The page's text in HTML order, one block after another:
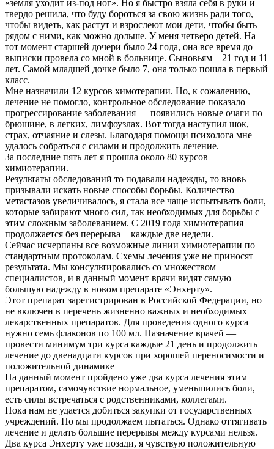
«земля уходит из-под ног». Но я быстро взяла себя в руки и
твердо решила, что буду бороться за свою жизнь ради того,
чтобы видеть, как растут и взрослеют мои дети, чтобы быть
рядом с ними, как можно дольше. У меня четверо детей. На
тот момент старшей дочери было 24 года, она все время до
выписки провела со мной в больнице. Сыновьям – 21 год и 11
лет. Самой младшей дочке было 7, она только пошла в первый
класс.
Мне назначили 12 курсов химотерапии. Но, к сожалению,
лечение не помогло, контрольное обследование показало
прогрессирование заболевания — появились новые очаги по
брюшине, в легких, лимфоузлах. Вот тогда наступил шок,
страх, отчаяние и слезы. Благодаря помощи психолога мне
удалось собраться с силами и продолжить лечение.
За последние пять лет я прошла около 80 курсов
химиотерапии.
Результаты обследований то подавали надежды, то вновь
призывали искать новые способы борьбы. Количество
метастазов увеличивалось, я стала все чаще испытывать боли,
которые забирают много сил, так необходимых для борьбы с
этим сложным заболеванием. С 2019 года химиотерапия
продолжается без перерыва − каждые две недели.
Сейчас исчерпаны все возможные линии химиотерапии по
стандартным протоколам. Схемы лечения уже не приносят
результата. Мы консультировались со множеством
специалистов, и в данный момент врачи видят самую
большую надежду в новом препарате «Энхерту».
Этот препарат зарегистрирован в Российской Федерации, но
не включен в перечень жизненно важных и необходимых
лекарственных препаратов. Для проведения одного курса
нужно семь флаконов по 100 мл. Назначение врачей —
провести минимум три курса каждые 21 день и продолжить
лечение до двенадцати курсов при хорошей переносимости и
положительной динамике
На данный момент пройдено уже два курса лечения этим
препаратом, самочувствие нормальное, уменьшились боли,
есть силы встречаться с родственниками, коллегами.
Пока нам не удается добиться закупки от государственных
учреждений. Но мы продолжаем пытаться. Однако оттягивать
лечение и делать большие перерывы между курсами нельзя.
Два курса Энхерту уже позади, я чувствую положительную